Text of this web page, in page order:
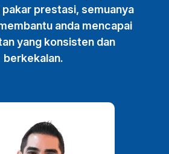
prestasi, semuanya
anda mencapai
yang konsisten dan
berkekalan.